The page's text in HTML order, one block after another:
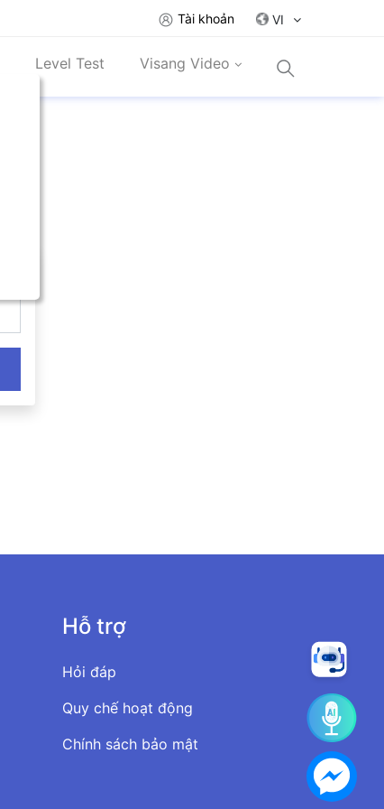
Tài khoản VI
Level Test Visang Video
Hỗ trợ
Hỏi đáp
Quy chế hoạt động
Chính sách bảo mật